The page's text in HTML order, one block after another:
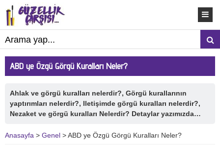
ABD ye Özgü Görgü Kuralları Neler?
Ahlak ve görgü kuralları nelerdir?, Görgü kurallarının
yaptırımları nelerdir?, Iletişimde görgü kuralları nelerdir?,
Nezaket ve görgü kuralları Nelerdir? Detaylar yazımızda…
Anasayfa > Genel > ABD ye Özgü Görgü Kuralları Neler?